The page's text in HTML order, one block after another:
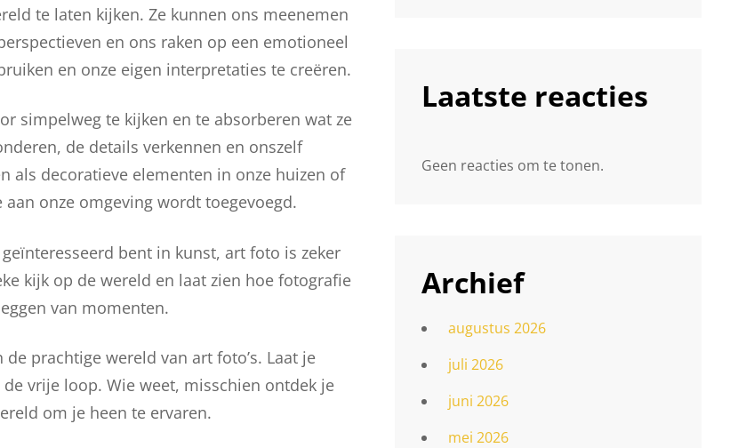
te laten kijken. Ze kunnen ons meenemen
en ons raken op een emotioneel
en onze eigen interpretaties te creëren.
simpelweg te kijken en te absorberen wat ze
de details verkennen en onszelf
als decoratieve elementen in onze huizen of
onze omgeving wordt toegevoegd.
bent in kunst, art foto is zeker
kijk op de wereld en laat zien hoe fotografie
van momenten.
prachtige wereld van art foto’s. Laat je
vrije loop. Wie weet, misschien ontdek je
om je heen te ervaren.
Laatste reacties
Geen reacties om te tonen.
Archief
augustus 2026
juli 2026
juni 2026
mei 2026